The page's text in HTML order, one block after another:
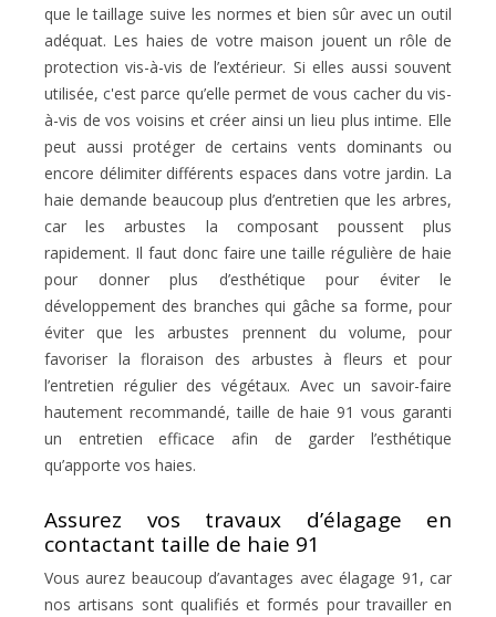
que le taillage suive les normes et bien sûr avec un outil
adéquat. Les haies de votre maison jouent un rôle de
protection vis-à-vis de l’extérieur. Si elles aussi souvent
utilisée, c'est parce qu’elle permet de vous cacher du vis-
à-vis de vos voisins et créer ainsi un lieu plus intime. Elle
peut aussi protéger de certains vents dominants ou
encore délimiter différents espaces dans votre jardin. La
haie demande beaucoup plus d’entretien que les arbres,
car les arbustes la composant poussent plus
rapidement. Il faut donc faire une taille régulière de haie
pour donner plus d’esthétique pour éviter le
développement des branches qui gâche sa forme, pour
éviter que les arbustes prennent du volume, pour
favoriser la floraison des arbustes à fleurs et pour
l’entretien régulier des végétaux. Avec un savoir-faire
hautement recommandé, taille de haie 91 vous garanti
un entretien efficace afin de garder l’esthétique
qu’apporte vos haies.
Assurez vos travaux d’élagage en
contactant taille de haie 91
Vous aurez beaucoup d’avantages avec élagage 91, car
nos artisans sont qualifiés et formés pour travailler en